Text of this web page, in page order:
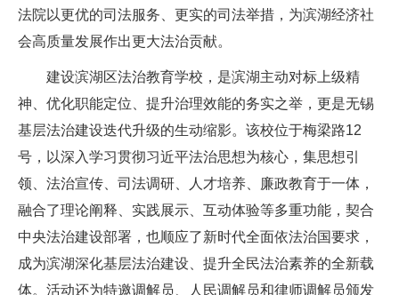
法院以更优的司法服务、更实的司法举措，为滨湖经济社
会高质量发展作出更大法治贡献。
建设滨湖区法治教育学校，是滨湖主动对标上级精
神、优化职能定位、提升治理效能的务实之举，更是无锡
基层法治建设迭代升级的生动缩影。该校位于梅梁路12
号，以深入学习贯彻习近平法治思想为核心，集思想引
领、法治宣传、司法调研、人才培养、廉政教育于一体，
融合了理论阐释、实践展示、互动体验等多重功能，契合
中央法治建设部署，也顺应了新时代全面依法治国要求，
成为滨湖深化基层法治建设、提升全民法治素养的全新载
体。活动还为特邀调解员、人民调解员和律师调解员颁发